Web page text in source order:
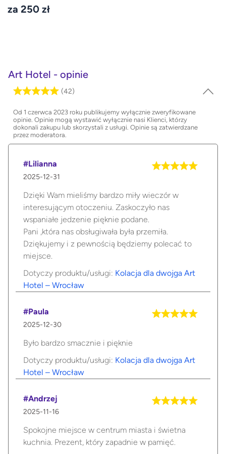
za 250 zł
Art Hotel - opinie
(42)
Od 1 czerwca 2023 roku publikujemy wyłącznie zweryfikowane
opinie. Opinie mogą wystawić wyłącznie nasi Klienci, którzy
dokonali zakupu lub skorzystali z usługi. Opinie są zatwierdzane
przez moderatora.
#Lilianna
2025-12-31
Dzięki Wam mieliśmy bardzo miły wieczór w
interesującym otoczeniu. Zaskoczyło nas
wspaniałe jedzenie pięknie podane.
Pani ,która nas obsługiwała była przemiła.
Dziękujemy i z pewnością będziemy polecać to
miejsce.
Dotyczy produktu/usługi: Kolacja dla dwojga Art
Hotel – Wrocław
#Paula
2025-12-30
Było bardzo smacznie i pięknie
Dotyczy produktu/usługi: Kolacja dla dwojga Art
Hotel – Wrocław
#Andrzej
2025-11-16
Spokojne miejsce w centrum miasta i świetna
kuchnia. Prezent, który zapadnie w pamięć.